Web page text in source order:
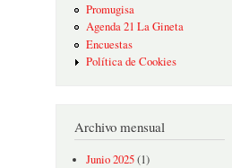
Promugisa
Agenda 21 La Gineta
Encuestas
Política de Cookies
Archivo mensual
Junio 2025(1)